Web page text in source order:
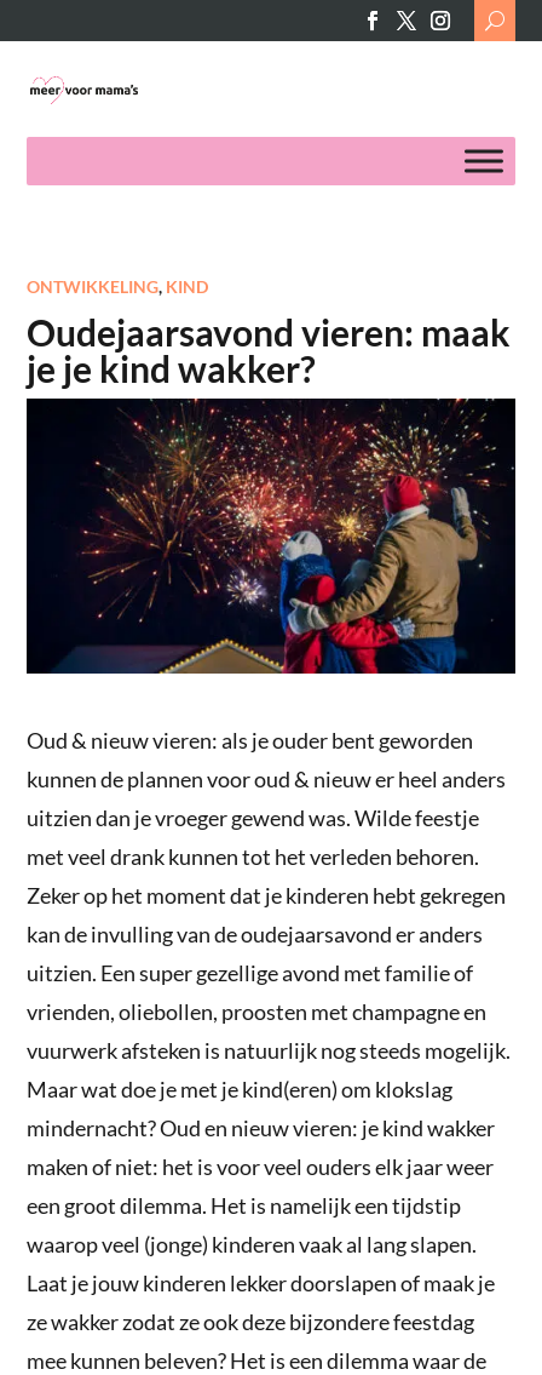
Search
for:
ONTWIKKELING, KIND
Oudejaarsavond vieren: maak
je je kind wakker?
Oud & nieuw vieren: als je ouder bent geworden
kunnen de plannen voor oud & nieuw er heel anders
uitzien dan je vroeger gewend was. Wilde feestje
met veel drank kunnen tot het verleden behoren.
Zeker op het moment dat je kinderen hebt gekregen
kan de invulling van de oudejaarsavond er anders
uitzien. Een super gezellige avond met familie of
vrienden, oliebollen, proosten met champagne en
vuurwerk afsteken is natuurlijk nog steeds mogelijk.
Maar wat doe je met je kind(eren) om klokslag
mindernacht? Oud en nieuw vieren: je kind wakker
maken of niet: het is voor veel ouders elk jaar weer
een groot dilemma. Het is namelijk een tijdstip
waarop veel (jonge) kinderen vaak al lang slapen.
Laat je jouw kinderen lekker doorslapen of maak je
ze wakker zodat ze ook deze bijzondere feestdag
mee kunnen beleven? Het is een dilemma waar de